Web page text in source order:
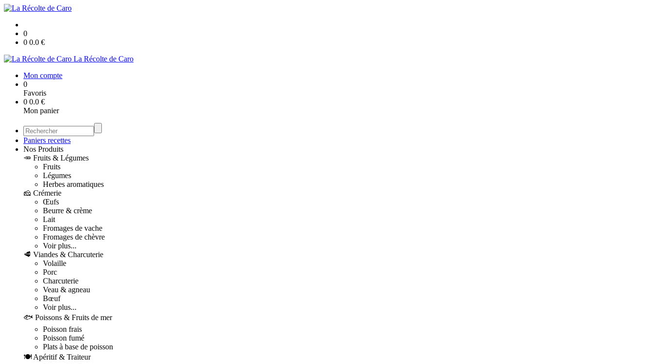
0
0 0.0 €
La Récolte de Caro
Mon compte
0
Favoris
0 0.0 €
Mon panier
Paniers recettes
Nos Produits
🥕 Fruits & Légumes
Fruits
Légumes
Herbes aromatiques
🧀 Crémerie
Œufs
Beurre & crème
Lait
Fromages de vache
Fromages de chèvre
Voir plus...
🥩 Viandes & Charcuterie
Volaille
Porc
Charcuterie
Veau & agneau
Bœuf
Voir plus...
🐟 Poissons & Fruits de mer
Poisson frais
Poisson fumé
Plats à base de poisson
🍽️ Apéritif & Traiteur